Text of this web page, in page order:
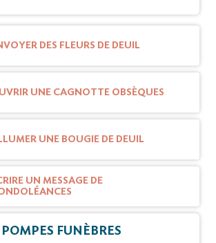
DES FLEURS DE DEUIL
UNE CAGNOTTE OBSÈQUES
UNE BOUGIE DE DEUIL
UN MESSAGE DE
POMPES FUNÈBRES